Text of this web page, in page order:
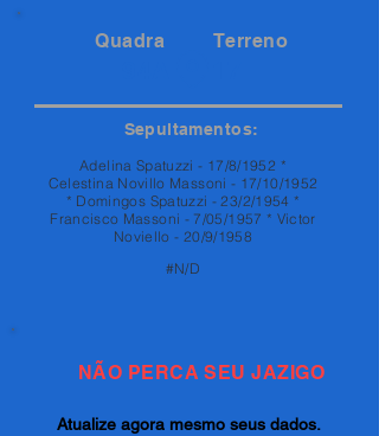
Quadra Terreno
Sepultamentos:
Adelina Spatuzzi - 17/8/1952 *
Celestina Novillo Massoni - 17/10/1952
* Domingos Spatuzzi - 23/2/1954 *
Francisco Massoni - 7/05/1957 * Victor
Noviello - 20/9/1958
#N/D
NÃO PERCA SEU JAZIGO
Atualize agora mesmo seus dados.